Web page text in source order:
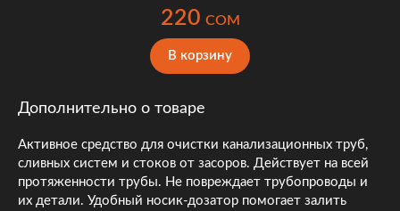
220 COM
В корзину
Дополнительно о товаре
Активное средство для очистки канализационных труб,
сливных систем и стоков от засоров. Действует на всей
протяженности трубы. Не повреждает трубопроводы и
их детали. Удобный носик-дозатор помогает залить